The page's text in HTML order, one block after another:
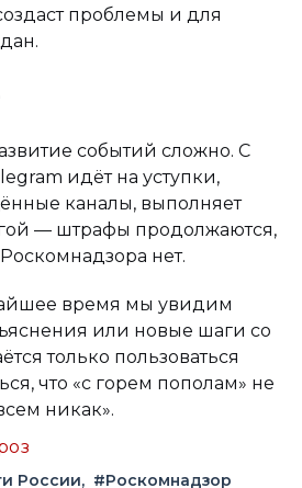
проблемы и для
событий сложно. С
идёт на уступки,
каналы, выполняет
— штрафы продолжаются,
нет.
время мы увидим
или новые шаги со
только пользоваться
что «с горем пополам» не
никак».
России #Роскомнадзор